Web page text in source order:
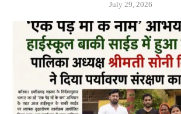
July 29, 2026